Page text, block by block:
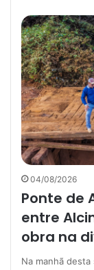
04/08/2026
Ponte de
entre
obra na
Na manhã